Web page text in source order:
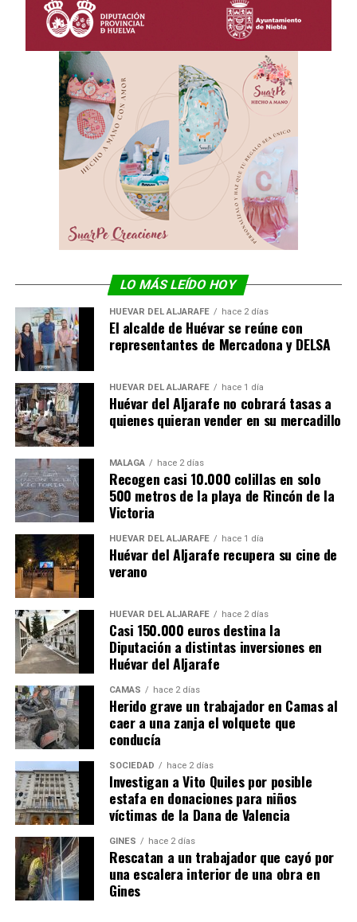
LO MÁS LEÍDO HOY
HUÉVAR DEL ALJARAFE hace 2 días
El alcalde de Huévar se reúne con
representantes de Mercadona y DELSA
HUÉVAR DEL ALJARAFE hace 1 día
Huévar del Aljarafe no cobrará tasas a
quienes quieran vender en su mercadillo
MÁLAGA hace 2 días
Recogen casi 10.000 colillas en solo
500 metros de la playa de Rincón de la
Victoria
HUÉVAR DEL ALJARAFE hace 1 día
Huévar del Aljarafe recupera su cine de
verano
HUÉVAR DEL ALJARAFE hace 2 días
Casi 150.000 euros destina la
Diputación a distintas inversiones en
Huévar del Aljarafe
CAMAS hace 2 días
Herido grave un trabajador en Camas al
caer a una zanja el volquete que
conducía
SOCIEDAD hace 2 días
Investigan a Vito Quiles por posible
estafa en donaciones para niños
víctimas de la Dana de Valencia
GINES hace 2 días
Rescatan a un trabajador que cayó por
una escalera interior de una obra en
Gines